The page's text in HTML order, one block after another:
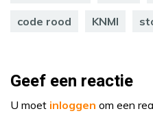
code rood KNMI
Geef een reactie
U moet inloggen om een